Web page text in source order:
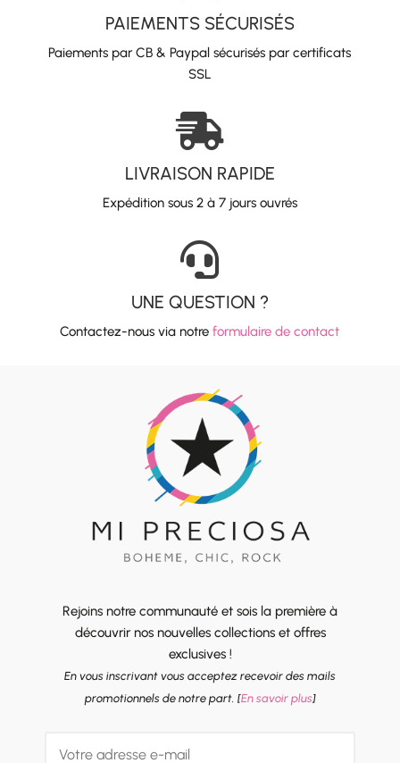
PAIEMENTS SÉCURISÉS
Paiements par CB & Paypal sécurisés par certificats
SSL

LIVRAISON RAPIDE
Expédition sous 2 à 7 jours ouvrés

UNE QUESTION ?
Contactez-nous via notreformulaire de contact
Rejoins notre communauté et sois la première à
découvrir nos nouvelles collections et offres
exclusives !
En vous inscrivant vous acceptez recevoir des mails
promotionnels de notre part. [En savoir plus]